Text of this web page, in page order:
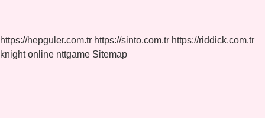
https://hepguler.com.tr https://sinto.com.tr https://riddick.com.tr
knight online nttgame Sitemap